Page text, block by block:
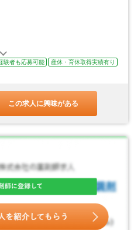
験者も応募可能
産休・育休取得実績有り
この求人に興味がある